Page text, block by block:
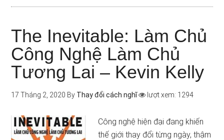
The Inevitable: Làm Chủ
Công Nghệ Làm Chủ
Tương Lai – Kevin Kelly
17 Tháng 2, 2020 By Thay đổi cách nghĩ lượt xem: 1294
Công nghệ hiện đại đang khiến
thế giới thay đổi từng ngày, thậm